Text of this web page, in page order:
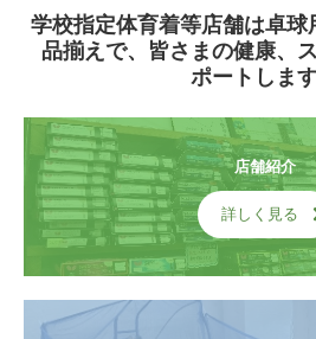
リンク
学校指定体育着等店舗は卓球
品揃えで、 皆さまの健康、
ポートします
店舗紹介
詳しく見る